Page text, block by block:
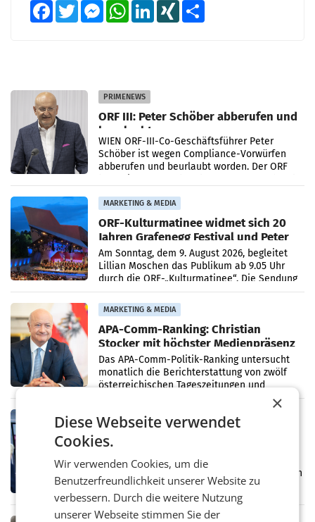
FacebookTwitter MessengerWhatsAppLinkedInXING
PRIMENEWS
ORF III: Peter Schöber abberufen und
beurlaubt
WIEN ORF-III-Co-Geschäftsführer Peter
Schöber ist wegen Compliance-Vorwürfen
abberufen und beurlaubt worden. Der ORF
MARKETING & MEDIA
ORF-Kulturmatinee widmet sich 20
Jahren Grafenegg Festival und Peter
Simonischek
Am Sonntag, dem 9. August 2026, begleitet
Lillian Moschen das Publikum ab 9.05 Uhr
durch die ORF-„Kulturmatinee“. Die Sendung
startet mit der Dokumentation „20 Jahre
Grafenegg
MARKETING & MEDIA
APA-Comm-Ranking: Christian
Stocker mit höchster Medienpräsenz
im Juli
Das APA-Comm-Politik-Ranking untersucht
monatlich die Berichterstattung von zwölf
österreichischen Tageszeitungen und
MARKETING & MEDIA
Prozess zu Warner-Übernahme erst
im März 2027
LOS ANGELES Die geplante Übernahme des
Hollywood-Urgesteins Warner Brothers durch
den Rivalen Paramount wird noch lange in
der Schwebe bleiben. Eine Richterin setzte
den Prozess zu
×
Diese Webseite verwendet
Cookies.
Wir verwenden Cookies, um die
Benutzerfreundlichkeit unserer Website zu
verbessern. Durch die weitere Nutzung
unserer Webseite stimmen Sie der